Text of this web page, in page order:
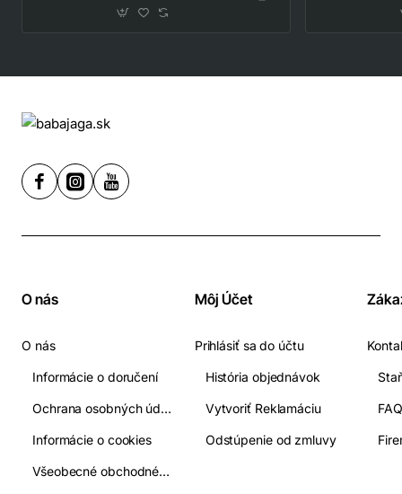
O nás
O nás
Informácie o doručení
Ochrana osobných údajov
Informácie o cookies
Všeobecné obchodné podmienky
Môj Účet
Prihlásiť sa do účtu
História objednávok
Vytvoriť Reklamáciu
Odstúpenie od zmluvy